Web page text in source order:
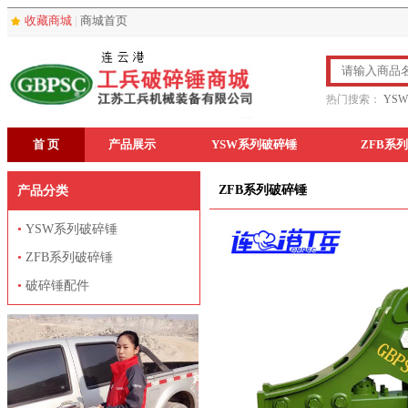
收藏商城 | 商城首页
热门搜索：
首 页 产品展示 YSW系列破碎锤 ZFB系
产品分类
• YSW系列破碎锤
• ZFB系列破碎锤
• 破碎锤配件
ZFB系列破碎锤